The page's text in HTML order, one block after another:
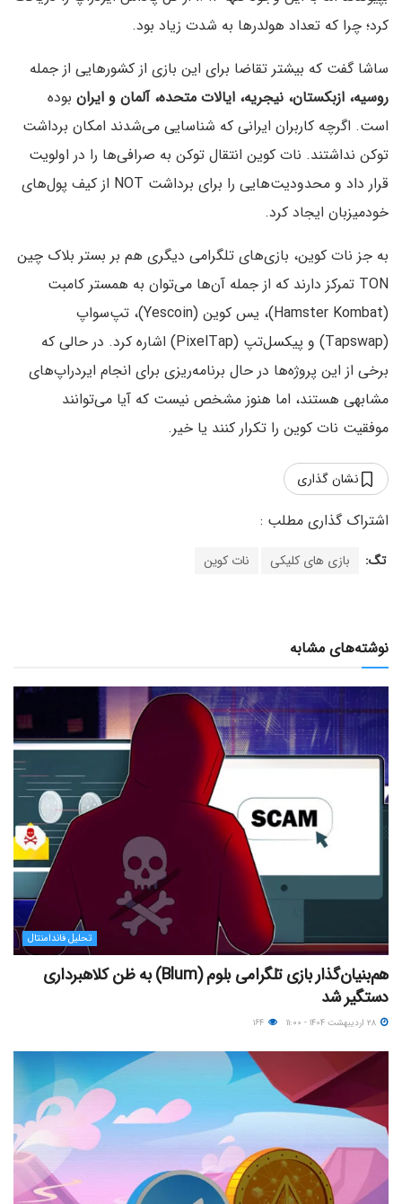
کرد؛ چرا که تعداد هولدرها به شدت زیاد بود.
ساشا گفت که بیشتر تقاضا برای این بازی ‌از ‌کشورهایی از جمله
روسیه، ازبکستان، نیجریه، ایالات متحده، آلمان و ایران بوده
است. اگرچه ‌کاربران ایرانی که شناسایی می‌شدند امکان برداشت
توکن نداشتند. نات کوین انتقال توکن‌ به صرافی‌ها را در اولویت
قرار داد و محدودیت‌هایی را برای برداشت NOT از کیف‌ پول‌های
خود‌میزبان ایجاد کرد.
به جز نات کوین، بازی‌های تلگرامی دیگری هم بر بستر بلاک چین
TON تمرکز دارند که از جمله آن‌ها می‌توان به همستر کامبت
(Hamster Kombat)، یس کوین (Yescoin)، تپ‌سواپ
(Tapswap) و پیکسل‌تپ (PixelTap) اشاره کرد. در حالی که
برخی از این پروژه‌ها در حال برنامه‌ریزی برای انجام ایردراپ‌های
مشابهی هستند، اما هنوز مشخص نیست که آیا می‌توانند
موفقیت نات کوین را تکرار کنند یا خیر.
نشان گذاری
تگ: بازی های کلیکی نات کوین
نوشته‌های مشابه
تحلیل فاندامنتال
هم‌بنیان‌گذار بازی تلگرامی بلوم (Blum) به ظن کلاهبرداری
دستگیر شد